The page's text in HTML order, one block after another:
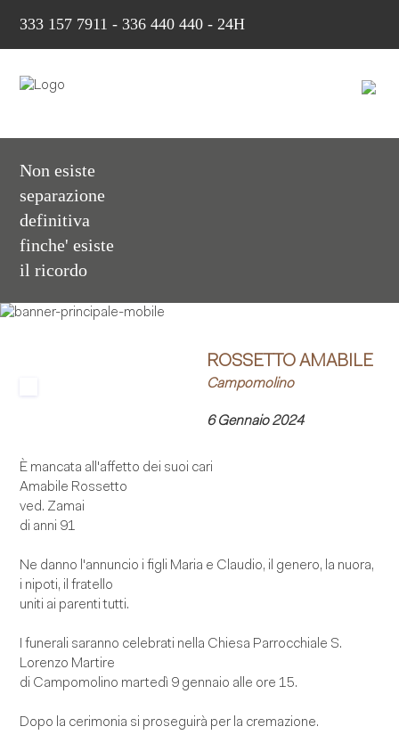
333 157 7911 - 336 440 440 - 24H
Non esiste
separazione
definitiva
finche' esiste
il ricordo
ROSSETTO AMABILE
Campomolino
6 Gennaio 2024
È mancata all'affetto dei suoi cari
Amabile Rossetto
ved. Zamai
di anni 91
Ne danno l'annuncio i figli Maria e Claudio, il genero, la nuora,
i nipoti, il fratello
uniti ai parenti tutti.
I funerali saranno celebrati nella Chiesa Parrocchiale S.
Lorenzo Martire
di Campomolino martedì 9 gennaio alle ore 15.
Dopo la cerimonia si proseguirà per la cremazione.